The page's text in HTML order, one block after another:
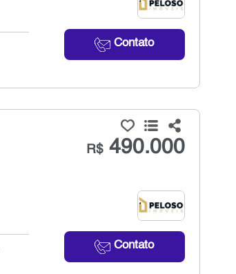
Contato
R$490.000
Contato